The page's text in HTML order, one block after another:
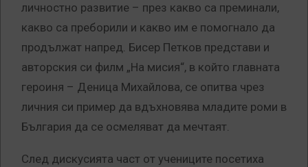
личностно развитие – през какво са преминали,
какво са преборили и какво им е помогнало да
продължат напред. Бисер Петков представи и
авторския си филм „На мисия“, в който главната
героиня – Деница Михайлова, се опитва чрез
личния си пример да вдъхновява младите роми в
България да се осмеляват да мечтаят.
След дискусията част от учениците посетиха